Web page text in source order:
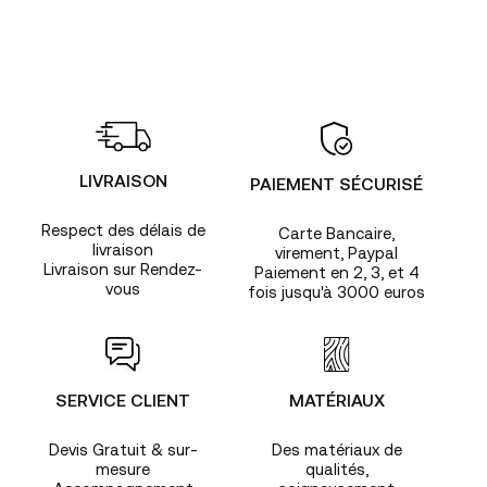
LIVRAISON
Respect des délais de
livraison
Livraison sur Rendez-
vous
PAIEMENT SÉCURISÉ
Carte Bancaire,
virement, Paypal
Paiement en 2, 3, et 4
fois jusqu'à 3000 euros
SERVICE CLIENT
Devis Gratuit & sur-
mesure
MATÉRIAUX
Des matériaux de
qualités,